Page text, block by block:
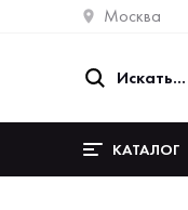
Москва
КАТАЛОГ